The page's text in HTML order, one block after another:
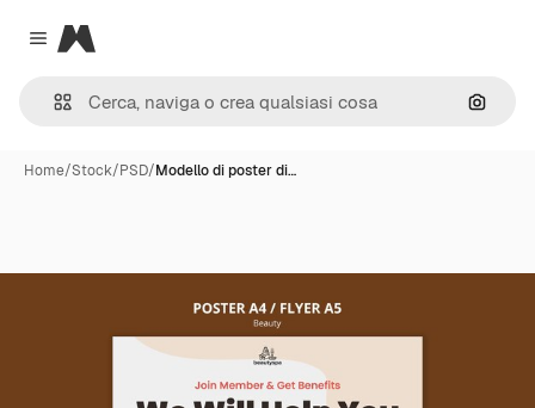
Close menu
Magnific
Cerca
Home/Stock/PSD/Modello di poster di…